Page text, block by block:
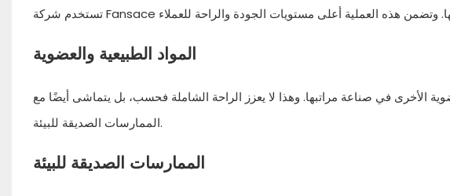
المواد الطبيعية والعضوية
الأخرى في صناعة مراتبها. وهذا لا يعزز الراحة الشاملة فحسب، بل يتماشى أيضًا مع
الممارسات الصديقة للبيئة.
الممارسات الصديقة للبيئة